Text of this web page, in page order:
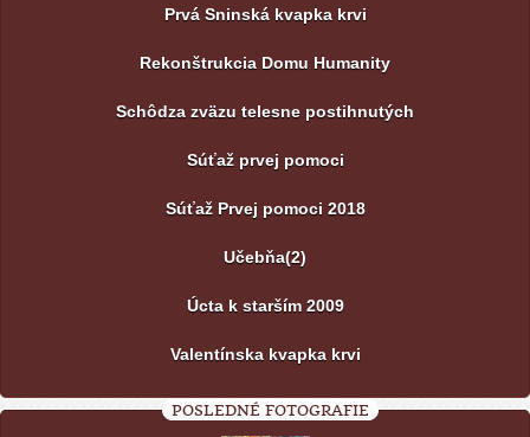
Prvá Sninská kvapka krvi
Rekonštrukcia Domu Humanity
Schôdza zväzu telesne postihnutých
Súťaž prvej pomoci
Súťaž Prvej pomoci 2018
Učebňa(2)
Úcta k starším 2009
Valentínska kvapka krvi
POSLEDNÉ FOTOGRAFIE